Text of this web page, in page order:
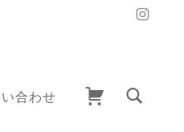
合わせ